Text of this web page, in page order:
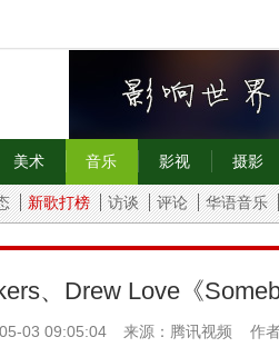
美术 音乐 影视 摄影
新歌打榜 访谈 评论 华语音乐
、Drew Love《
03 09:05:04 来源：腾讯视频 作者